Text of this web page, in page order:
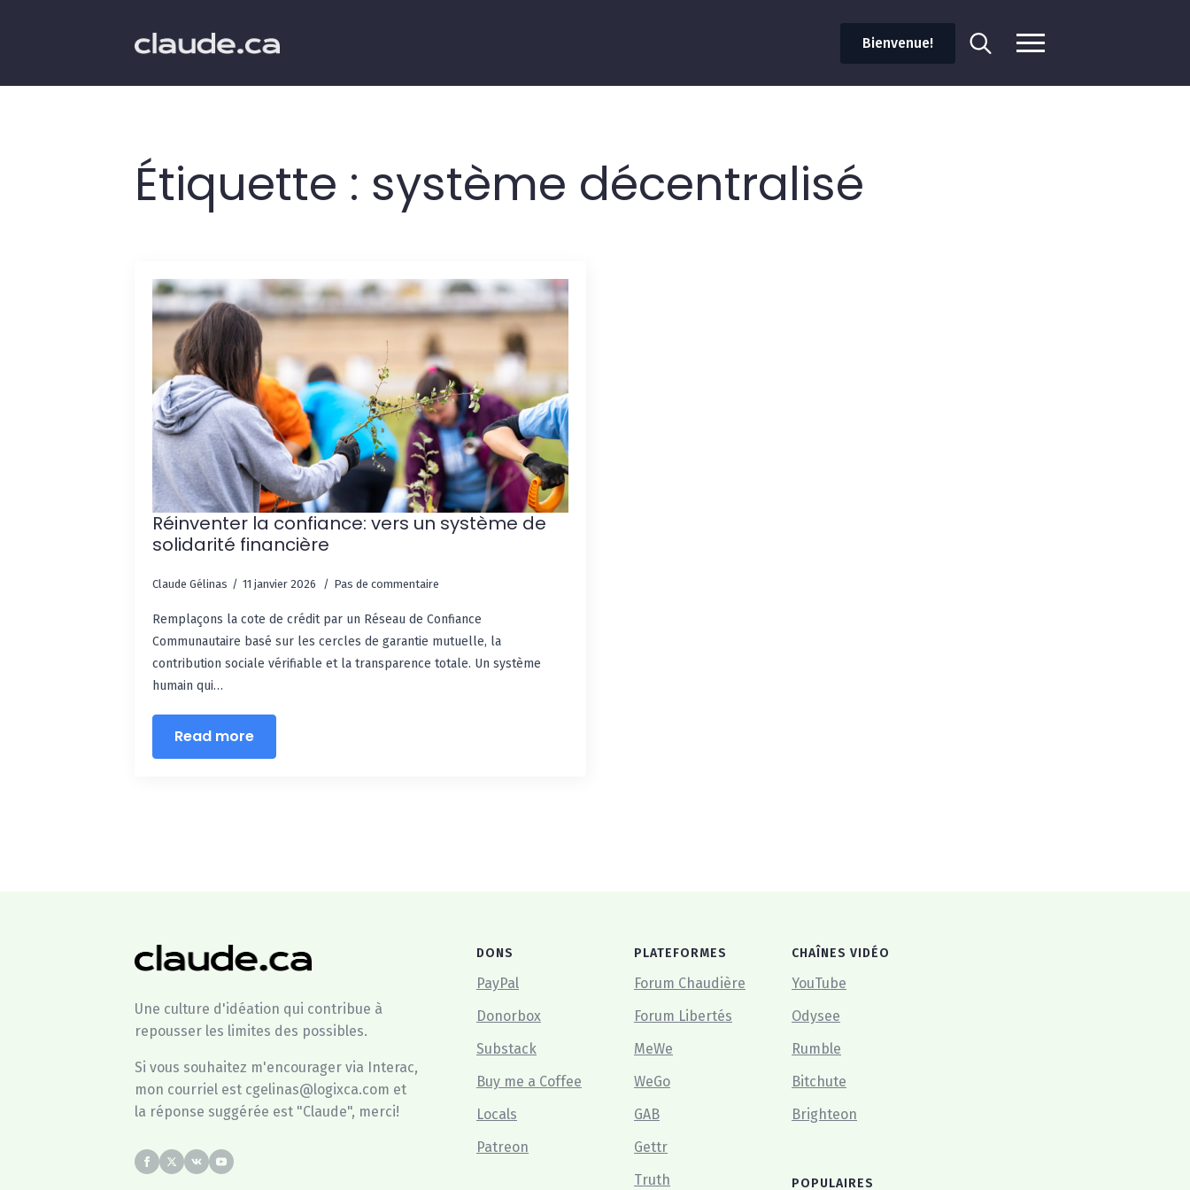
Bienvenue!
Étiquette : système décentralisé
Réinventer la confiance: vers un système de
solidarité financière
Claude Gélinas 11 janvier 2026 Pas de commentaire
Remplaçons la cote de crédit par un Réseau de Confiance
Communautaire basé sur les cercles de garantie mutuelle, la
contribution sociale vérifiable et la transparence totale. Un système
humain qui…
Read more
Une culture d'idéation qui contribue à
repousser les limites des possibles.
Si vous souhaitez m'encourager via Interac,
mon courriel est cgelinas@logixca.com et
la réponse suggérée est "Claude", merci!
DONS
PayPal
Donorbox
Substack
Buy me a Coffee
Locals
Patreon
PLATEFORMES
Forum Chaudière
Forum Libertés
MeWe
WeGo
GAB
Gettr
Truth
CHAÎNES VIDÉO
YouTube
Odysee
Rumble
Bitchute
Brighteon
POPULAIRES